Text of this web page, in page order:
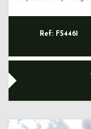
Ref: FS4461